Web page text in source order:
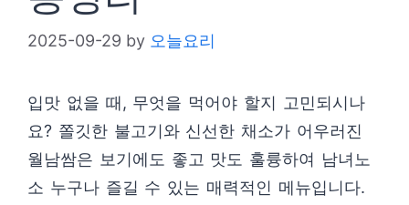
2025-09-29 by 오늘요리
입맛 없을 때, 무엇을 먹어야 할지 고민되시나
요? 쫄깃한 불고기와 신선한 채소가 어우러진
월남쌈은 보기에도 좋고 맛도 훌륭하여 남녀노
소 누구나 즐길 수 있는 매력적인 메뉴입니다.